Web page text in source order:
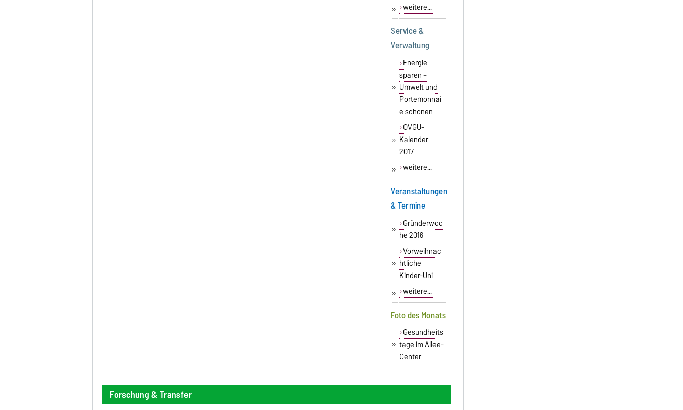
» weitere...
Service &
Verwaltung
»
Energie
sparen –
Umwelt und
Portemonnai
e schonen
»
OVGU-
Kalender
2017
» weitere...
Veranstaltungen
& Termine
»
Gründerwoc
he 2016
»
Vorweihnac
htliche
Kinder-Uni
» weitere...
Foto des Monats
»
Gesundheits
tage im Allee-
Center
Forschung & Transfer